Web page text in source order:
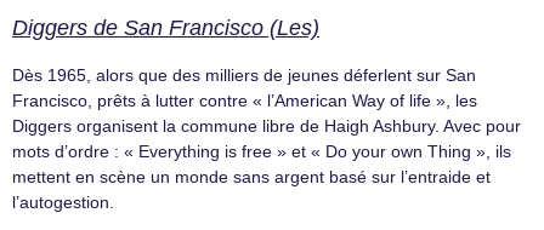
Diggers de San Francisco (Les)
Dès 1965, alors que des milliers de jeunes déferlent sur San
Francisco, prêts à lutter contre « l’American Way of life », les
Diggers organisent la commune libre de Haigh Ashbury. Avec pour
mots d’ordre : « Everything is free » et « Do your own Thing », ils
mettent en scène un monde sans argent basé sur l’entraide et
l’autogestion.